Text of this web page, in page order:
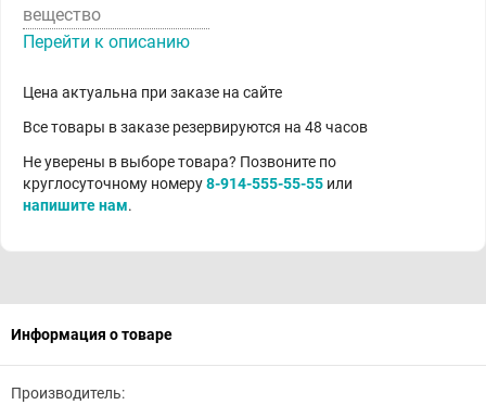
вещество
Перейти к описанию
Цена актуальна при заказе на сайте
Все товары в заказе резервируются на 48 часов
Не уверены в выборе товара? Позвоните по
круглосуточному номеру8-914-555-55-55 или
напишите нам.
Информация о товаре
Производитель: